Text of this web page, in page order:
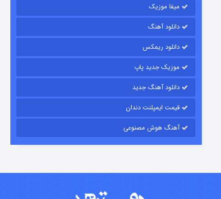
قسمت
قسمت۱۵ (دوبله) منتشر شد
میفا موزیک
دانلود آهنگ
دانلود ریمکس
موزیک جدید پاپ
دانلود آهنگ جدید
قیمت ایمپلنت دندان
آهنگ هوش مصنوعی